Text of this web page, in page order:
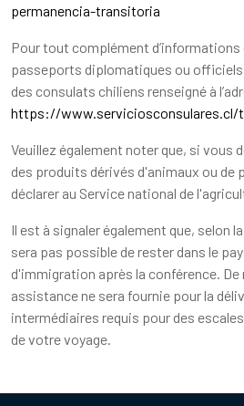
permanencia-transitoria
Pour tout complément
passeports diplomatiques ou
des consulats chiliens renseigné à
https://
Veuillez également noter que, si vous
des produits dérivés d'animaux ou de
déclarer au Service national de
Il est à signaler également que, selon
sera pas possible de rester dans le
d'immigration après la conférence. De
assistance ne sera fournie pour la
intermédiaires requis pour des
de votre voyage.